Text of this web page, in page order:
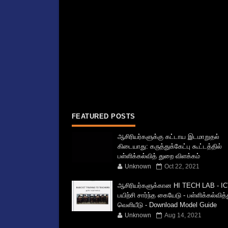
FEATURED POSTS
ஆசிரியர்களுக்கு கட்டாய இடமாறுதல்
கிடையாது: கருத்துக்கேட்பு கூட்டத்தில்
பள்ளிக்கல்வித் துறை விளக்கம்
Unknown Oct 22, 2021
ஆசிரியர்களுக்கான HI TECH LAB -
பயிற்சி சார்ந்த கையேடு -
வெளியீடு - Download Model Guide
Unknown Aug 14, 2021